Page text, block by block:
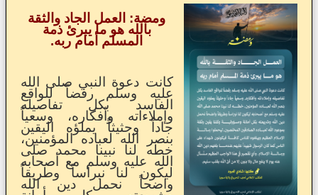
ومضة: العمل الجاد والثقة
بالله هو ما يبرئ ذمة
المسلم أمام ربه.
كانت دعوة النبي صلى الله
عليه وسلم رفضاً للواقع
الفاسد بكل تفاصيله
وإملاءاته وأفكاره، وسعياً
جاداً وحثيثاً يملؤه اليقين
بنصر الله لعباده المؤمنين،
خطه لنا نبينا محمد صلى
الله عليه وسلم مع أصحابه
ليكون لنا نبراساً وطريقاً
واضحاً نحمل دين الله